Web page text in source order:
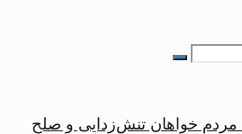
مردم خواهان تنش‌زدایی و صلح